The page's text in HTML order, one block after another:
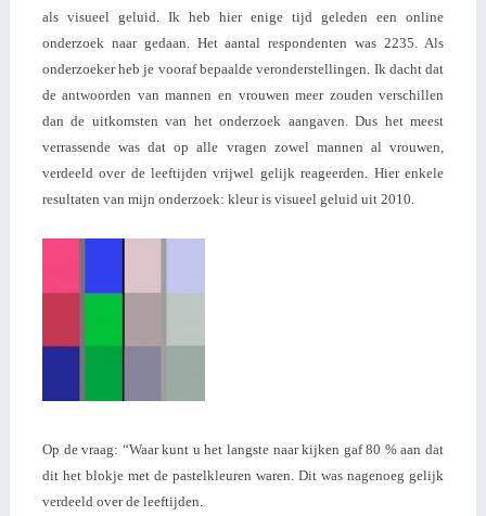
als visueel geluid. Ik heb hier enige tijd geleden een online
onderzoek naar gedaan. Het aantal respondenten was 2235. Als
onderzoeker heb je vooraf bepaalde veronderstellingen. Ik dacht dat
de antwoorden van mannen en vrouwen meer zouden verschillen
dan de uitkomsten van het onderzoek aangaven. Dus het meest
verrassende was dat op alle vragen zowel mannen al vrouwen,
verdeeld over de leeftijden vrijwel gelijk reageerden. Hier enkele
resultaten van mijn onderzoek: kleur is visueel geluid uit 2010.
Op de vraag: “Waar kunt u het langste naar kijken gaf 80 % aan dat
dit het blokje met de pastelkleuren waren. Dit was nagenoeg gelijk
verdeeld over de leeftijden.